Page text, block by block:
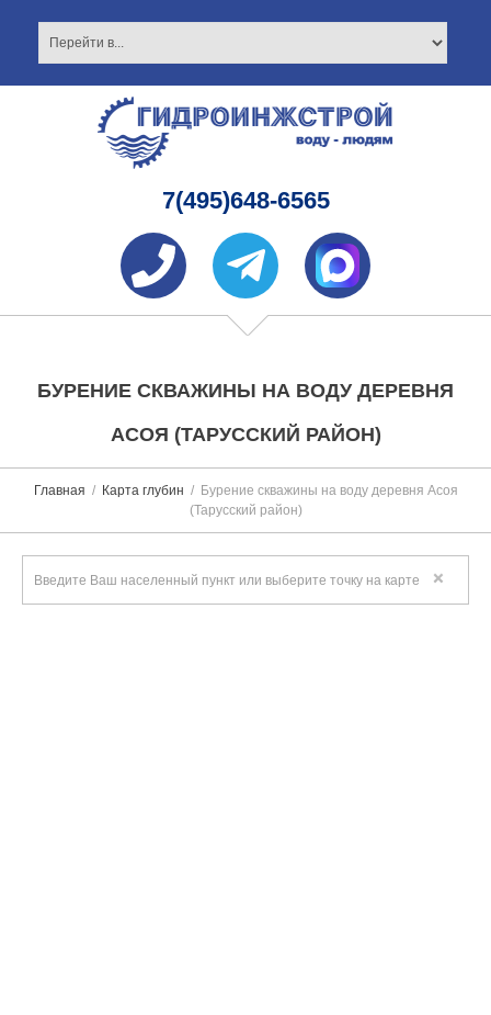
7(495)648-6565
БУРЕНИЕ СКВАЖИНЫ НА ВОДУ ДЕРЕВНЯ
АСОЯ (ТАРУССКИЙ РАЙОН)
Главная Карта глубин
Бурение скважины на воду деревня Асоя
(Тарусский район)